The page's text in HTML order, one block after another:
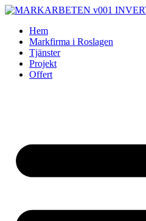
Skip
contentHem
Markfirma i Roslagen
Tjänster
Projekt
Offert